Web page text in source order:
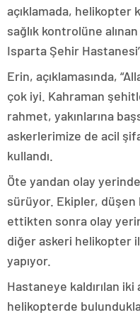
açıklamada, helikopter
sağlık kontrolüne
Isparta Şehir
Erin, açıklamasında,
çok iyi. Kahraman
rahmet, yakınlarına
askerlerimize de acil
kullandı.
Öte yandan olay
sürüyor. Ekipler,
ettikten sonra olay
diğer askeri helikopter
yapıyor.
Hastaneye kaldırılan
helikopterde